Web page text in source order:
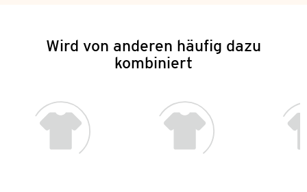
Wird von anderen häufig dazu
kombiniert